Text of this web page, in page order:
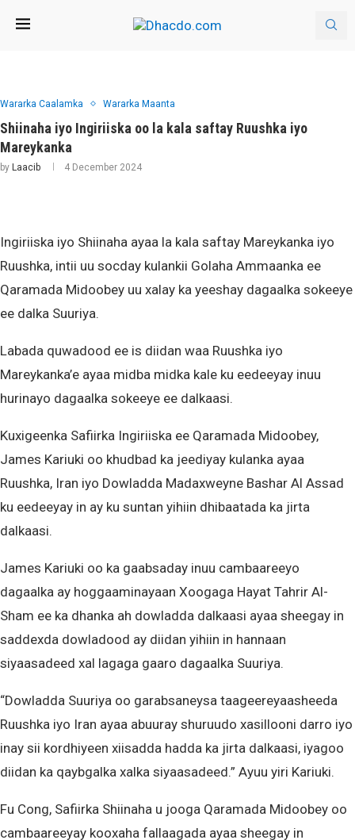
Wararka Caalamka Wararka Maanta
Shiinaha iyo Ingiriiska oo la kala saftay Ruushka iyo
Mareykanka
by Laacib 4 December 2024
Ingiriiska iyo Shiinaha ayaa la kala saftay Mareykanka iyo
Ruushka, intii uu socday kulankii Golaha Ammaanka ee
Qaramada Midoobey uu xalay ka yeeshay dagaalka sokeeye
ee dalka Suuriya.
Labada quwadood ee is diidan waa Ruushka iyo
Mareykanka’e ayaa midba midka kale ku eedeeyay inuu
hurinayo dagaalka sokeeye ee dalkaasi.
Kuxigeenka Safiirka Ingiriiska ee Qaramada Midoobey,
James Kariuki oo khudbad ka jeediyay kulanka ayaa
Ruushka, Iran iyo Dowladda Madaxweyne Bashar Al Assad
ku eedeeyay in ay ku suntan yihiin dhibaatada ka jirta
dalkaasi.
James Kariuki oo ka gaabsaday inuu cambaareeyo
dagaalka ay hoggaaminayaan Xoogaga Hayat Tahrir Al-
Sham ee ka dhanka ah dowladda dalkaasi ayaa sheegay in
saddexda dowladood ay diidan yihiin in hannaan
siyaasadeed xal lagaga gaaro dagaalka Suuriya.
“Dowladda Suuriya oo garabsaneysa taageereyaasheeda
Ruushka iyo Iran ayaa abuuray shuruudo xasillooni darro iyo
inay sii kordhiyeen xiisadda hadda ka jirta dalkaasi, iyagoo
diidan ka qaybgalka xalka siyaasadeed.” Ayuu yiri Kariuki.
Fu Cong, Safiirka Shiinaha u jooga Qaramada Midoobey oo
cambaareeyay kooxaha fallaagada ayaa sheegay in